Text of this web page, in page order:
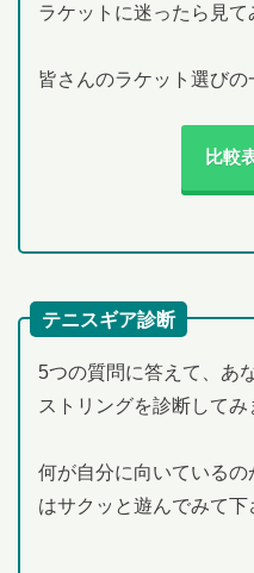
ラケットに迷ったら見て
皆さんのラケット選びの
比較
テニスギア診断
5つの質問に答えて、あ
ストリングを診断してみ
何が自分に向いている
はサクッと遊んでみて下